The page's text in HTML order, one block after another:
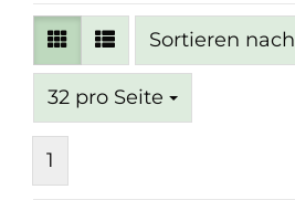
Sortieren nach
Sortieren nach
32 pro Seite
pro Seite
1